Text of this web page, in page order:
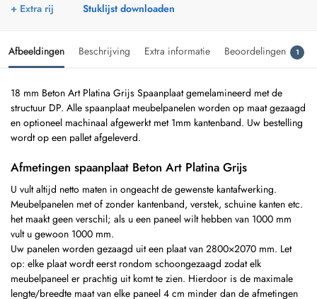
+ Extra rij Stuklijst downloaden
Afbeeldingen Beschrijving Extra informatie Beoordelingen 1
18 mm Beton Art Platina Grijs Spaanplaat gemelamineerd met de
structuur DP. Alle spaanplaat meubelpanelen worden op maat gezaagd
en optioneel machinaal afgewerkt met 1mm kantenband. Uw bestelling
wordt op een pallet afgeleverd.
Afmetingen spaanplaat Beton Art Platina Grijs
U vult altijd netto maten in ongeacht de gewenste kantafwerking.
Meubelpanelen met of zonder kantenband, verstek, schuine kanten etc.
het maakt geen verschil; als u een paneel wilt hebben van 1000 mm
vult u gewoon 1000 mm.
Uw panelen worden gezaagd uit een plaat van 2800×2070 mm. Let
op: elke plaat wordt eerst rondom schoongezaagd zodat elk
meubelpaneel er prachtig uit komt te zien. Hierdoor is de maximale
lengte/breedte maat van elke paneel 4 cm minder dan de afmetingen